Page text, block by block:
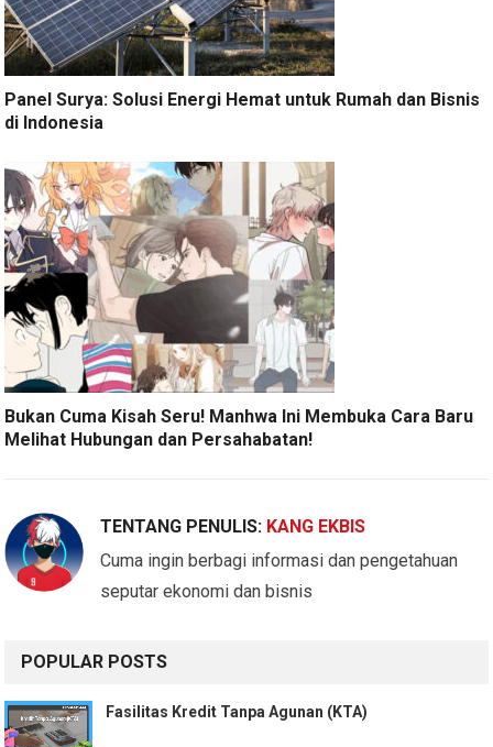
Panel Surya: Solusi Energi Hemat untuk Rumah dan Bisnis
di Indonesia
Bukan Cuma Kisah Seru! Manhwa Ini Membuka Cara Baru
Melihat Hubungan dan Persahabatan!
TENTANG PENULIS: KANG EKBIS
Cuma ingin berbagi informasi dan pengetahuan
seputar ekonomi dan bisnis
POPULAR POSTS
Fasilitas Kredit Tanpa Agunan (KTA)